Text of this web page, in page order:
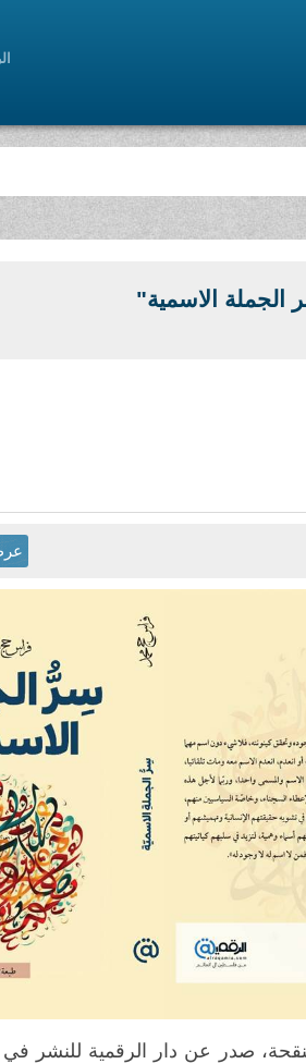
الاسمية"
صدر عن دار الرقمية للنشر